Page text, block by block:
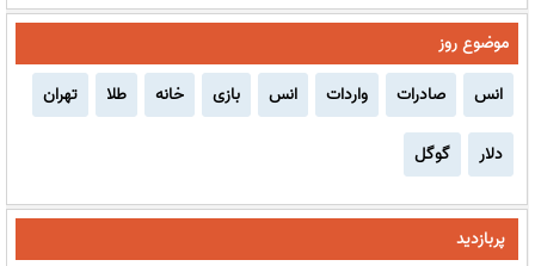
موضوع روز
انس
صادرات واردات انس بازی خانه طلا تهران
دلار گوگل
پربازدید